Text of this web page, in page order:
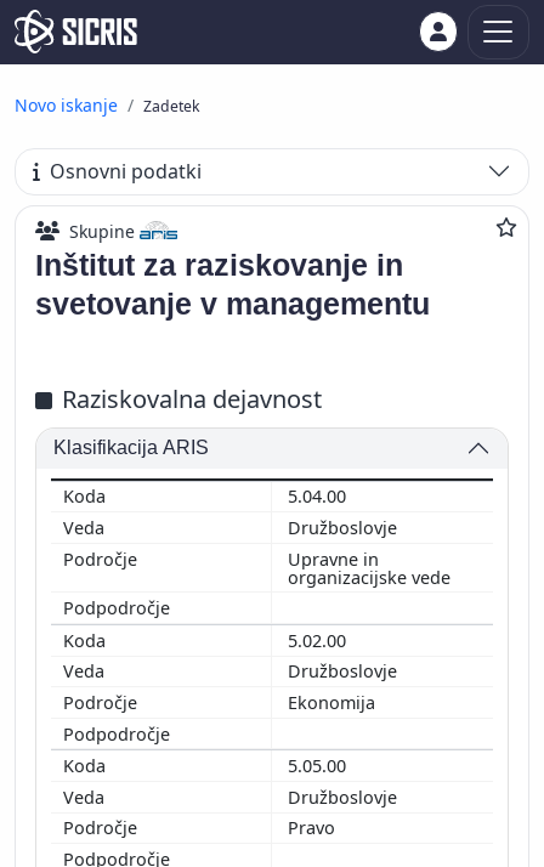
Novo iskanje Zadetek
Osnovni podatki
Skupine
Inštitut za raziskovanje in
svetovanje v managementu
Raziskovalna dejavnost
Klasifikacija ARIS
5.04.00
Družboslovje
Upravne in
organizacijske vede
5.02.00
Družboslovje
Ekonomija
5.05.00
Družboslovje
Pravo